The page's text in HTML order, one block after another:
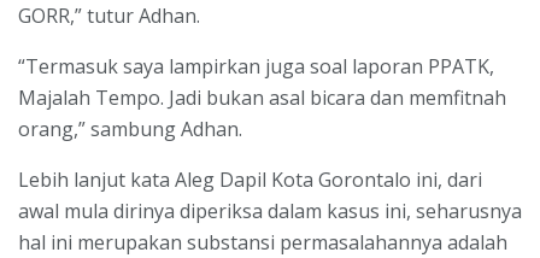
GORR,” tutur Adhan.
“Termasuk saya lampirkan juga soal laporan PPATK,
Majalah Tempo. Jadi bukan asal bicara dan memfitnah
orang,” sambung Adhan.
Lebih lanjut kata Aleg Dapil Kota Gorontalo ini, dari
awal mula dirinya diperiksa dalam kasus ini, seharusnya
hal ini merupakan substansi permasalahannya adalah